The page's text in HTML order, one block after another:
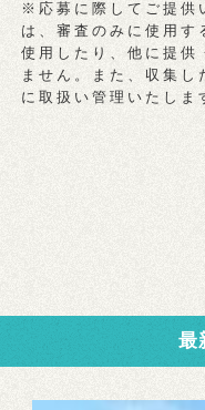
※応募に際してご提供
は、審査のみに使用す
使用したり、他に提供
ません。また、収集し
に取扱い管理いたしま
最